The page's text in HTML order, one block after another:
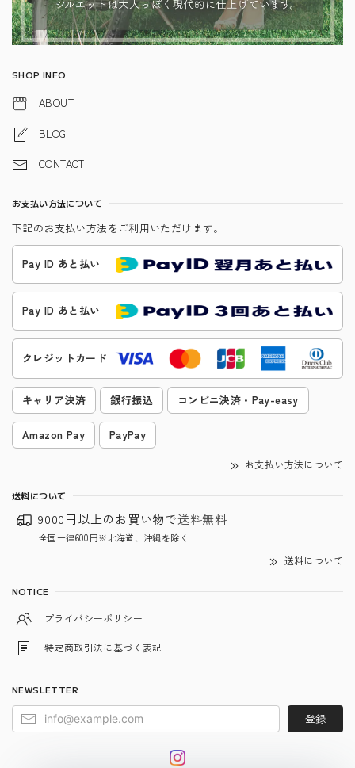
SHOP INFO
ABOUT
BLOG
CONTACT
お支払い方法について
下記のお支払い方法をご利用いただけます。
Pay ID あと払い
Pay ID あと払い
クレジットカード
キャリア決済 銀行振込 コンビニ決済・Pay-easy
Amazon Pay PayPay
お支払い方法について
送料について
9000円以上のお買い物で送料無料
全国一律600円※北海道、沖縄を除く
送料について
NOTICE
プライバシーポリシー
特定商取引法に基づく表記
NEWSLETTER
登録